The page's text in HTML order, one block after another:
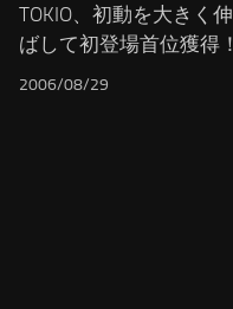
TOKIO、初動を大きく伸
ばして初登場首位獲得！
2006/08/29